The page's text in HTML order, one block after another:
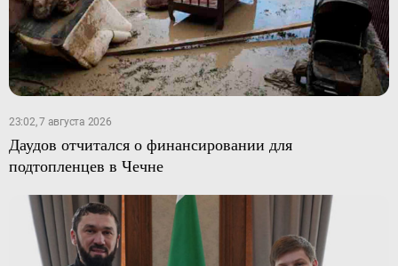
23:02, 7 августа 2026
Даудов отчитался о финансировании для
подтопленцев в Чечне